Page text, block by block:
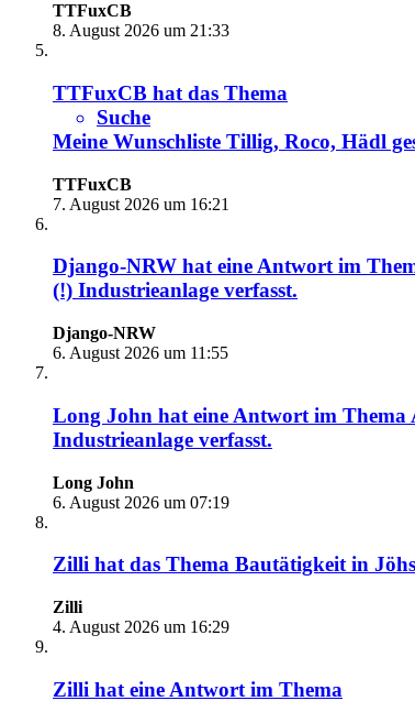
TTFuxCB
8. August 2026 um 21:33
TTFuxCB hat das Thema
Suche
Meine Wunschliste Tillig, Roco, Hädl
TTFuxCB
7. August 2026 um 16:21
Django-NRW hat eine Antwort im
(!) Industrieanlage verfasst.
Django-NRW
6. August 2026 um 11:55
Long John hat eine Antwort im Thema
Industrieanlage verfasst.
Long John
6. August 2026 um 07:19
Zilli hat das Thema Bautätigkeit in
Zilli
4. August 2026 um 16:29
Zilli hat eine Antwort im Thema